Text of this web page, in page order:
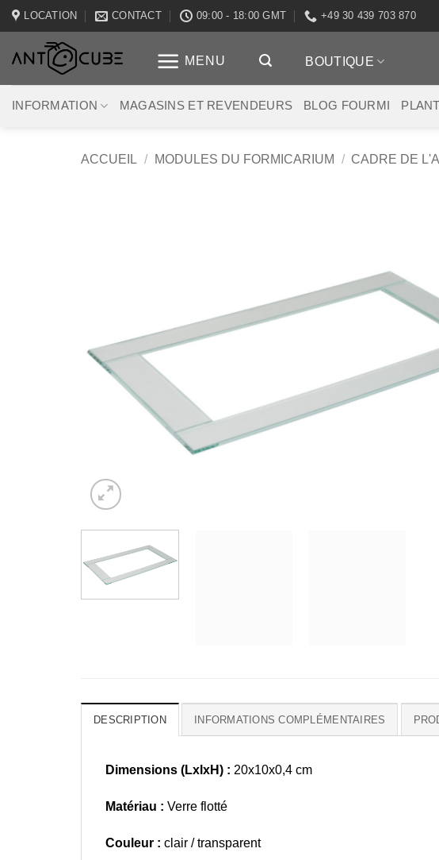
Passer
au
contenu
LOCATION CONTACT 09:00 - 18:00 GMT +49 30 439 703 870
MENU BOUTIQUE
INFORMATION MAGASINS ET REVENDEURS BLOG FOURMI
ACCUEIL / MODULES DU FORMICARIUM / CADRE DE
DESCRIPTION INFORMATIONS COMPLÉMENTAIRES
Dimensions (LxlxH) : 20x10x0,4 cm
Matériau : Verre flotté
Couleur : clair / transparent